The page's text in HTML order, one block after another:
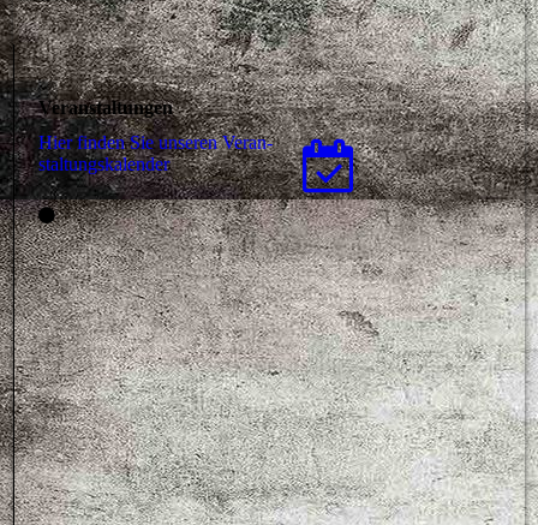
Veranstaltungen
Hier finden Sie unseren Ver­an­
stal­tungs­ka­len­der